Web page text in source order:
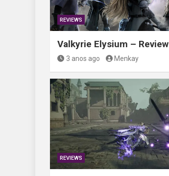
REVIEWS
Valkyrie Elysium – Review
3 anos ago Menkay
REVIEWS